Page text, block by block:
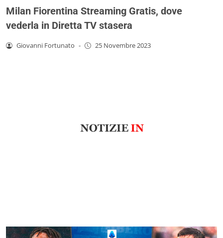
Milan Fiorentina Streaming Gratis, dove
vederla in Diretta TV stasera
Giovanni Fortunato - 25 Novembre 2023